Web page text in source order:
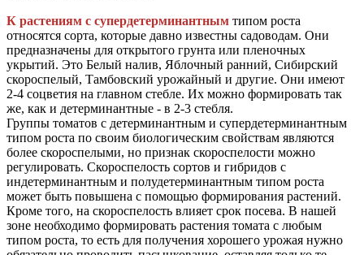
К растениям с супердетерминантным типом роста
относятся сорта, которые давно известны садоводам. Они
предназначены для открытого грунта или пленочных
укрытий. Это Белый налив, Яблочный ранний, Сибирский
скороспелый, Тамбовский урожайный и другие. Они имеют
2-4 соцветия на главном стебле. Их можно формировать так
же, как и детерминантные - в 2-3 стебля.
Группы томатов с детерминантным и супердетерминантным
типом роста по своим биологическим свойствам являются
более скороспелыми, но признак скороспелости можно
регулировать. Скороспелость сортов и гибридов с
индетерминантным и полудетерминантным типом роста
может быть повышена с помощью формирования растений.
Кроме того, на скороспелость влияет срок посева. В нашей
зоне необходимо формировать растения томата с любым
типом роста, то есть для получения хорошего урожая нужно